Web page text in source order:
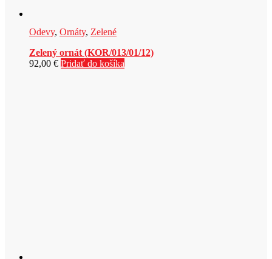
Odevy, Ornáty, Zelené
Zelený ornát (KOR/013/01/12)
92,00 € Pridať do košíka